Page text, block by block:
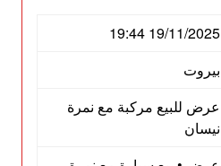
19/11/2025 19:44
بيروت
عرض للبيع مركبة مع نمرة
نيسان